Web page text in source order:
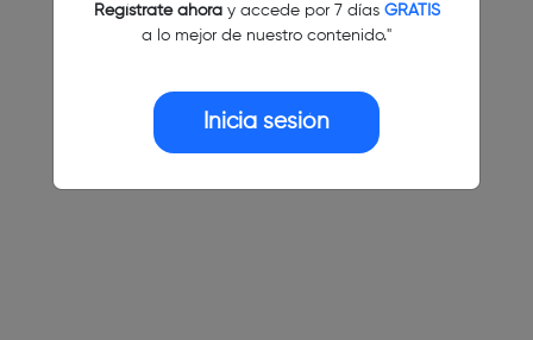
Regístrate ahoray accede por 7 días GRATIS
a lo mejor de nuestro contenido."
Inicia sesión